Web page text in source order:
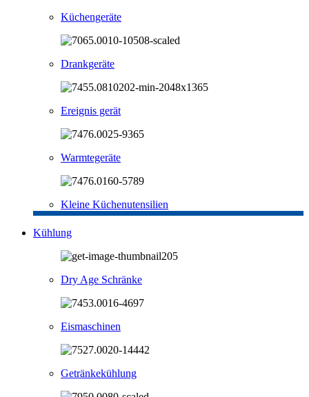
Küchengeräte
Drankgeräte
Ereignis gerät
Warmtegeräte
Kleine Küchenutensilien
Kühlung
Dry Age Schränke
Eismaschinen
Getränkekühlung